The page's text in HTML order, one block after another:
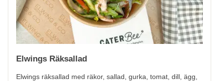
Elwings Räksallad
Elwings räksallad med räkor, sallad, gurka, tomat, dill, ägg,